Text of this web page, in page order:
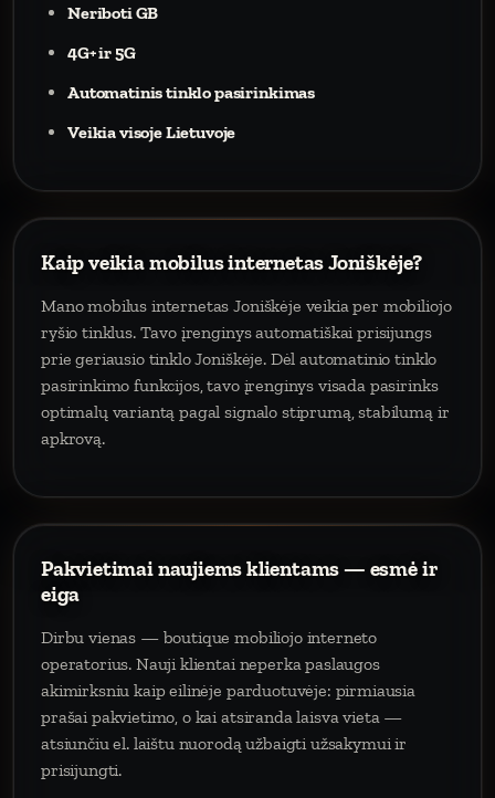
Neriboti GB
4G+ ir 5G
Automatinis tinklo pasirinkimas
Veikia visoje Lietuvoje
Kaip veikia mobilus internetas Joniškėje?
Mano mobilus internetas Joniškėje veikia per mobiliojo
ryšio tinklus. Tavo įrenginys automatiškai prisijungs
prie geriausio tinklo Joniškėje. Dėl automatinio tinklo
pasirinkimo funkcijos, tavo įrenginys visada pasirinks
optimalų variantą pagal signalo stiprumą, stabilumą ir
apkrovą.
Pakvietimai naujiems klientams — esmė ir
eiga
Dirbu vienas — boutique mobiliojo interneto
operatorius. Nauji klientai neperka paslaugos
akimirksniu kaip eilinėje parduotuvėje: pirmiausia
prašai pakvietimo, o kai atsiranda laisva vieta —
atsiunčiu el. laištu nuorodą užbaigti užsakymui ir
prisijungti.